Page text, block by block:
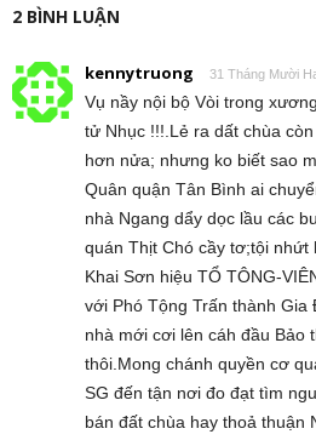
2 BÌNH LUẬN
kennytruong 31 Tháng Mười
Vụ nầy nội bộ Vòi trong
tử Nhục !!!.Lẻ ra dất chùa
hơn nửa; nhưng ko biết sao
Quân quận Tân Bình ai
nhà Ngang dẩy dọc lầu các
quán Thịt Chó cầy tơ;tội nhứt
Khai Sơn hiệu TỔ TÔNG-
với Phó Tộng Trấn thành
nhà mới cơi lên cáh đầu Bảo
thôi.Mong chánh quyền cơ
SG đến tận nơi đo đạt tìm
bán đất chùa hay thoả thuận